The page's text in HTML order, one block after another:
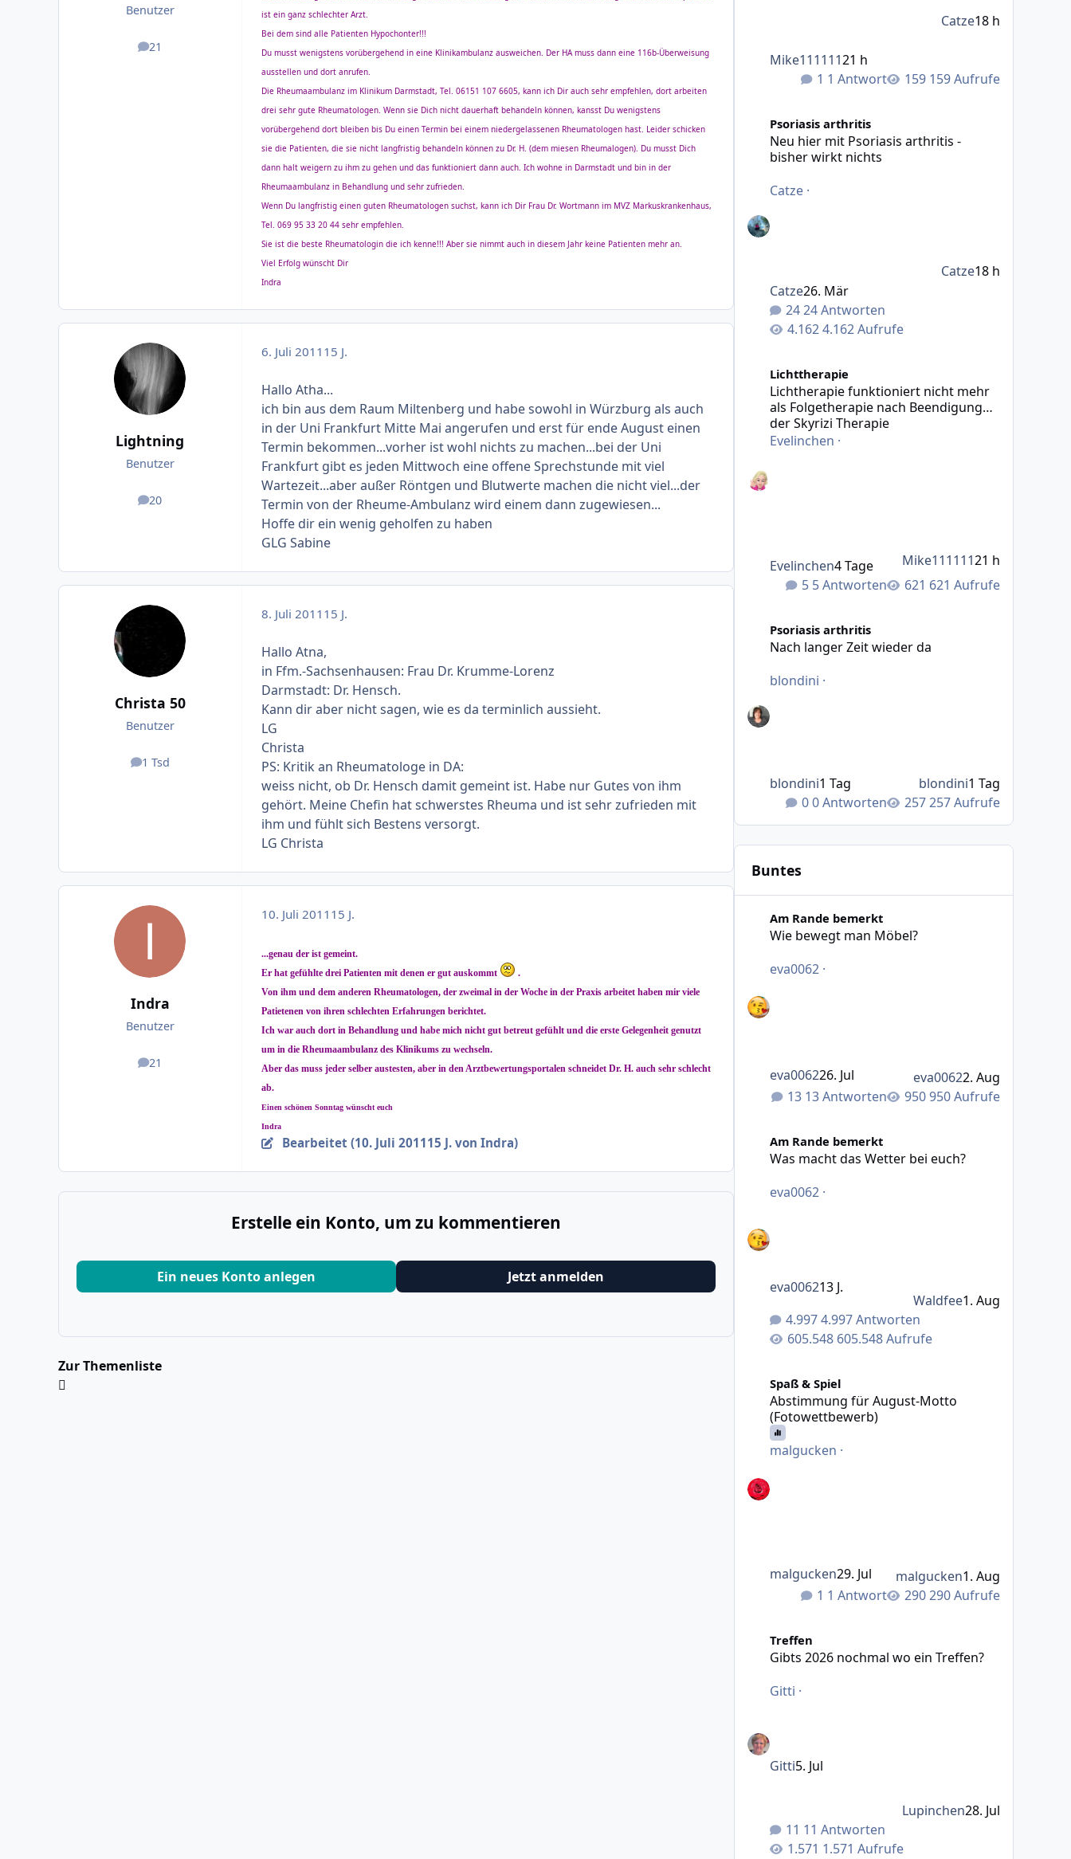
Benutzer
21
Beiträge
ist ein ganz schlechter Arzt.
Bei dem sind alle Patienten Hypochonter!!!
Du musst wenigstens vorübergehend in eine Klinikambulanz ausweichen. Der HA muss dann eine 116b-Überweisung
ausstellen und dort anrufen.
Die Rheumaambulanz im Klinikum Darmstadt, Tel. 06151 107 6605, kann ich Dir auch sehr empfehlen, dort arbeiten
drei sehr gute Rheumatologen. Wenn sie Dich nicht dauerhaft behandeln können, kansst Du wenigstens
vorübergehend dort bleiben bis Du einen Termin bei einem niedergelassenen Rheumatologen hast. Leider schicken
sie die Patienten, die sie nicht langfristig behandeln können zu Dr. H. (dem miesen Rheumalogen). Du musst Dich
dann halt weigern zu ihm zu gehen und das funktioniert dann auch. Ich wohne in Darmstadt und bin in der
Rheumaambulanz in Behandlung und sehr zufrieden.
Wenn Du langfristig einen guten Rheumatologen suchst, kann ich Dir Frau Dr. Wortmann im MVZ Markuskrankenhaus,
Tel. 069 95 33 20 44 sehr empfehlen.
Sie ist die beste Rheumatologin die ich kenne!!! Aber sie nimmt auch in diesem Jahr keine Patienten mehr an.
Viel Erfolg wünscht Dir
Indra
Lightning
Benutzer
20
Beiträge
6. Juli 2011 15 J.
Hallo Atha...
ich bin aus dem Raum Miltenberg und habe sowohl in Würzburg als auch
in der Uni Frankfurt Mitte Mai angerufen und erst für ende August einen
Termin bekommen...vorher ist wohl nichts zu machen...bei der Uni
Frankfurt gibt es jeden Mittwoch eine offene Sprechstunde mit viel
Wartezeit...aber außer Röntgen und Blutwerte machen die nicht viel...der
Termin von der Rheume-Ambulanz wird einem dann zugewiesen...
Hoffe dir ein wenig geholfen zu haben
GLG Sabine
Christa 50
Benutzer
1 TsdBeiträge
8. Juli 2011 15 J.
Hallo Atna,
in Ffm.-Sachsenhausen: Frau Dr. Krumme-Lorenz
Darmstadt: Dr. Hensch.
Kann dir aber nicht sagen, wie es da terminlich aussieht.
LG
Christa
PS: Kritik an Rheumatologe in DA:
weiss nicht, ob Dr. Hensch damit gemeint ist. Habe nur Gutes von ihm
gehört. Meine Chefin hat schwerstes Rheuma und ist sehr zufrieden mit
ihm und fühlt sich Bestens versorgt.
LG Christa
Indra
Benutzer
21
Beiträge
10. Juli 2011 15 J.
...genau der ist gemeint.
Er hat gefühlte drei Patienten mit denen er gut auskommt
.
Von ihm und dem anderen Rheumatologen, der zweimal in der Woche in der Praxis arbeitet haben mir viele
Patietenen von ihren schlechten Erfahrungen berichtet.
Ich war auch dort in Behandlung und habe mich nicht gut betreut gefühlt und die erste Gelegenheit genutzt
um in die Rheumaambulanz des Klinikums zu wechseln.
Aber das muss jeder selber austesten, aber in den Arztbewertungsportalen schneidet Dr. H. auch sehr schlecht
ab.
Einen schönen Sonntag wünscht euch
Indra
Bearbeitet (10. Juli 201115 J. von Indra)
Erstelle ein Konto, um zu kommentieren
Ein neues Konto anlegen Jetzt anmelden
Zur Themenliste
1 Antwort 159 Aufrufe
Mike11111121 h
Catze18 h
Psoriasis arthritis
Neu hier mit Psoriasis arthritis -
bisher wirkt nichts
Catze ·
24 Antworten
4.162 Aufrufe
Catze26. Mär
Catze18 h
Lichttherapie
Lichtherapie funktioniert nicht mehr
als Folgetherapie nach Beendigung
der Skyrizi Therapie
Evelinchen ·
5 Antworten 621 Aufrufe
Evelinchen4 Tage Mike11111121 h
Psoriasis arthritis
Nach langer Zeit wieder da
blondini ·
0 Antworten 257 Aufrufe
blondini1 Tag blondini1 Tag
Buntes
Am Rande bemerkt
Wie bewegt man Möbel?
eva0062 ·
13 Antworten 950 Aufrufe
eva006226. Jul eva00622. Aug
Am Rande bemerkt
Was macht das Wetter bei euch?
eva0062 ·
4.997 Antworten
605.548 Aufrufe
eva006213 J.
Waldfee1. Aug
Spaß & Spiel
Abstimmung für August-Motto
(Fotowettbewerb)
malgucken ·
1 Antwort 290 Aufrufe
malgucken29. Jul malgucken1. Aug
Treffen
Gibts 2026 nochmal wo ein Treffen?
Gitti ·
11 Antworten
1.571 Aufrufe
Gitti5. Jul
Lupinchen28. Jul